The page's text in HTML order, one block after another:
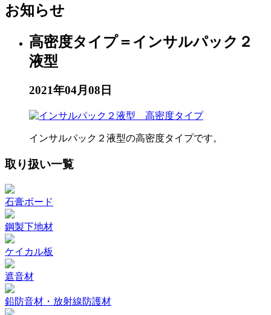
お知らせ
高密度タイプ＝インサルパック２
液型
2021年04月08日
インサルパック２液型の高密度タイプです。
取り扱い一覧
石膏ボード
鋼製下地材
ケイカル板
遮音材
鉛防音材・放射線防護材